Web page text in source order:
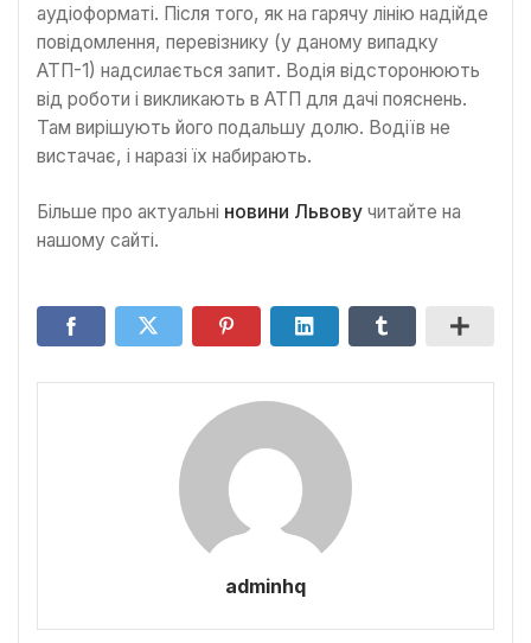
аудіоформаті. Після того, як на гарячу лінію надійде
повідомлення, перевізнику (у даному випадку
АТП-1) надсилається запит. Водія відсторонюють
від роботи і викликають в АТП для дачі пояснень.
Там вирішують його подальшу долю. Водіїв не
вистачає, і наразі їх набирають.
Більше про актуальні новини Львову читайте на
нашому сайті.
adminhq